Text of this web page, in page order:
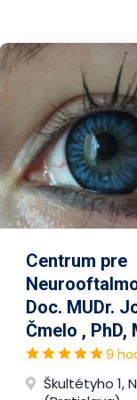
Centrum pre
Doc. MUDr.
Čmelo , PhD,
9
Škultétyho 1,